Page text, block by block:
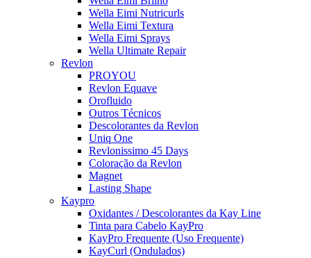
Wella Eimi Nutricurls
Wella Eimi Textura
Wella Eimi Sprays
Wella Ultimate Repair
Revlon
PROYOU
Revlon Equave
Orofluido
Outros Técnicos
Descolorantes da Revlon
Uniq One
Revlonissimo 45 Days
Coloração da Revlon
Magnet
Lasting Shape
Kaypro
Oxidantes / Descolorantes da Kay Line
Tinta para Cabelo KayPro
KayPro Frequente (Uso Frequente)
KayCurl (Ondulados)